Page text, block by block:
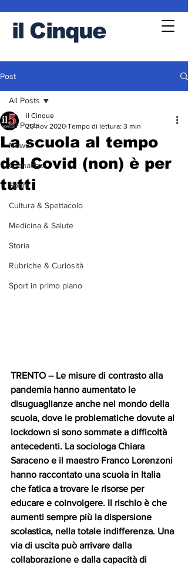
il Cinque
Post
All Posts
News
Cronache
Sport
Cultura & Spettacolo
Medicina & Salute
Storia
Rubriche & Curiosità
Sport in primo piano
All Posts
La scuola al tempo
del Covid (non) è per
tutti
il Cinque
20 nov 2020 Tempo di lettura: 3 min
TRENTO – Le misure di contrasto alla
pandemia hanno aumentato le
disuguaglianze anche nel mondo della
scuola, dove le problematiche dovute al
lockdown si sono sommate a difficoltà
antecedenti. La sociologa Chiara
Saraceno e il maestro Franco Lorenzoni
hanno raccontato una scuola in Italia
che fatica a trovare le risorse per
educare e coinvolgere. Il rischio è che
aumenti sempre più la dispersione
scolastica, nella totale indifferenza. Una
via di uscita può arrivare dalla
collaborazione e dalla capacità di